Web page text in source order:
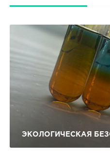
ЭКОЛОГИЧЕСКАЯ